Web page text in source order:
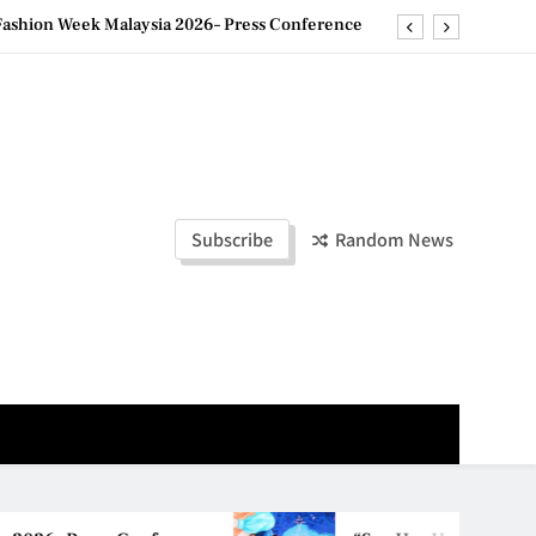
Week Malaysia 2026– Press Conference
Week Malaysia 2026– Press Conference
马来西亚妈妈提供分享剖腹产复原历程的空间
纪录 见证马来西亚房地产经纪行业蓬勃发展
Subscribe Random News